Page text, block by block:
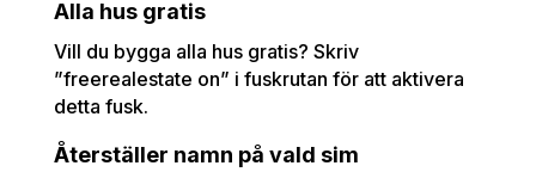
Alla hus gratis
Vill du bygga alla hus gratis? Skriv
”freerealestate on” i fuskrutan för att aktivera
detta fusk.
Återställer namn på vald sim